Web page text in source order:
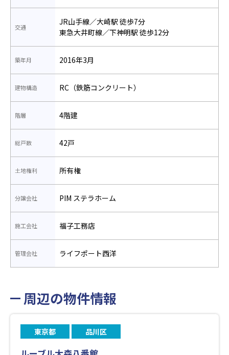
交通
JR山手線／大崎駅 徒歩7分
東急大井町線／下神明駅 徒歩12分
築年月 2016年3月
建物構造 RC（鉄筋コンクリート）
階層 4階建
総戸数 42戸
土地権利 所有権
分譲会社 PIM ステラホーム
施工会社 福子工務店
管理会社 ライフポート西洋
周辺の物件情報
東京都 品川区